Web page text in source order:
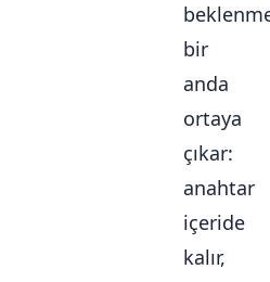
bir
anda
ortaya
çıkar:
anahtar
içeride
kalır,